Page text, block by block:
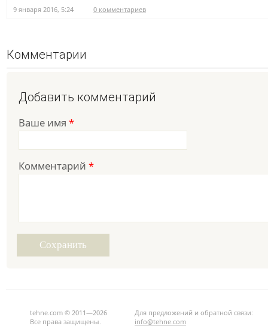
9 января 2016, 5:24 0 комментариев
Комментарии
Добавить комментарий
Ваше имя *
Комментарий *
tehne.com © 2011—2026
Все права защищены.
Для предложений и обратной связи:
info@tehne.com